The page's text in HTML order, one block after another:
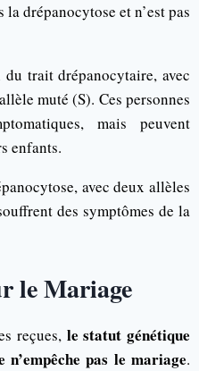
drépanocytose et n’est pas
trait drépanocytaire, avec
muté (S). Ces personnes
mais peuvent
enfants.
avec deux allèles
des symptômes de la
le Mariage
reçues, le statut génétique
pas le mariage.